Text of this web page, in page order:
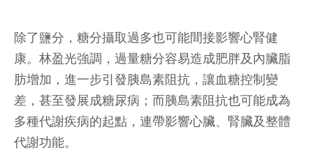
除了鹽分，糖分攝取過多也可能間接影響心腎健
康。林盈光強調，過量糖分容易造成肥胖及內臟脂
肪增加，進一步引發胰島素阻抗，讓血糖控制變
差，甚至發展成糖尿病；而胰島素阻抗也可能成為
多種代謝疾病的起點，連帶影響心臟、腎臟及整體
代謝功能。